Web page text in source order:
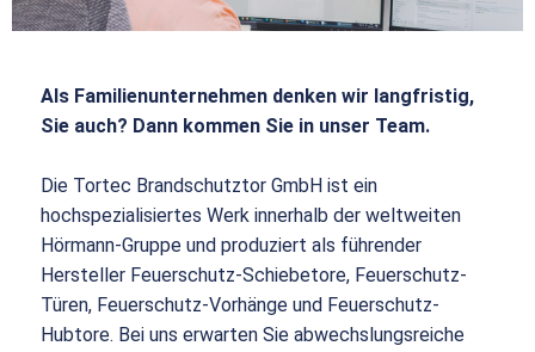
Als Familienunternehmen denken wir langfristig,
Sie auch? Dann kommen Sie in unser Team.
Die Tortec Brandschutztor GmbH ist ein
hochspezialisiertes Werk innerhalb der weltweiten
Hörmann-Gruppe und produziert als führender
Hersteller Feuerschutz-Schiebetore, Feuerschutz-
Türen, Feuerschutz-Vorhänge und Feuerschutz-
Hubtore. Bei uns erwarten Sie abwechslungsreiche